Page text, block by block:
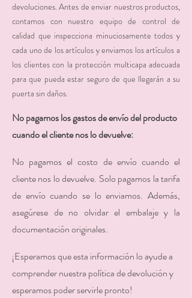
devoluciones. Antes de enviar nuestros productos,
contamos con nuestro equipo de control de
calidad que inspecciona minuciosamente todos y
cada uno de los artículos y enviamos los artículos a
los clientes con la protección multicapa adecuada
para que pueda estar seguro de que llegarán a su
puerta sin daños.
No pagamos los gastos de envío del producto
cuando el cliente nos lo devuelve:
No pagamos el costo de envío cuando el
cliente nos lo devuelve. Solo pagamos la tarifa
de envío cuando se lo enviamos. Además,
asegúrese de no olvidar el embalaje y la
documentación originales.
¡Esperamos que esta información lo ayude a
comprender nuestra política de devolución y
esperamos poder servirle pronto!